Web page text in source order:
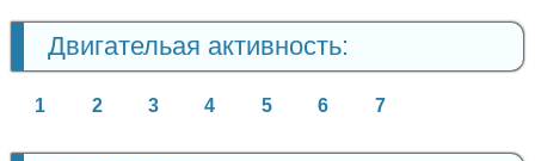
Двигательая активность:
1 2 3 4 5 6 7